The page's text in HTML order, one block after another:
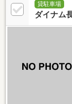
貸駐車場
ダイナム